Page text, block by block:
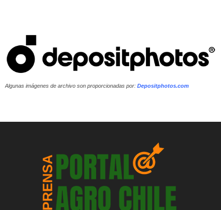
Algunas imágenes de archivo son proporcionadas por: Depositphotos.com